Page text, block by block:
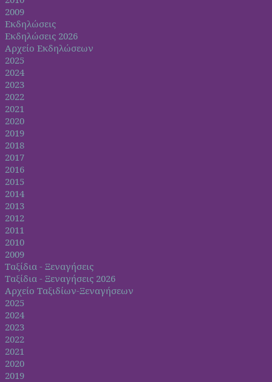
2009
Εκδηλώσεις
Εκδηλώσεις 2026
Αρχείο Εκδηλώσεων
2025
2024
2023
2022
2021
2020
2019
2018
2017
2016
2015
2014
2013
2012
2011
2010
2009
Ταξίδια - Ξεναγήσεις
Ταξίδια - Ξεναγήσεις 2026
Αρχείο Ταξιδίων-Ξεναγήσεων
2025
2024
2023
2022
2021
2020
2019